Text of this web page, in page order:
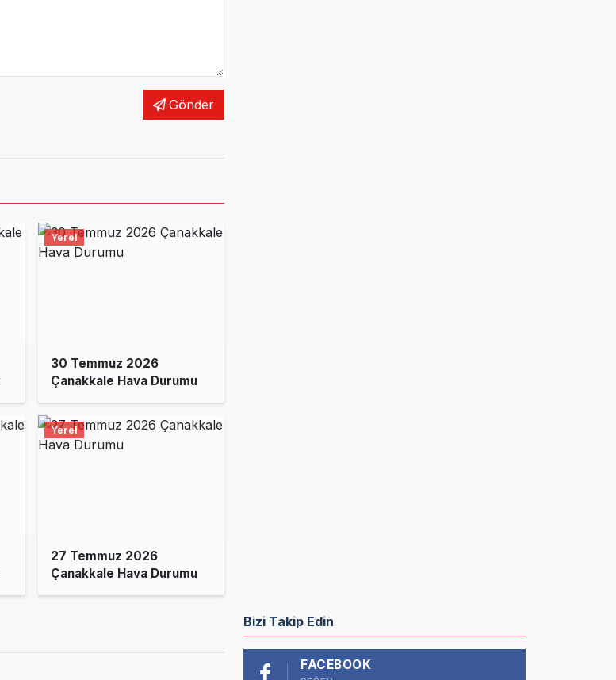
Gönder
Yerel
30 Temmuz 2026
Çanakkale Hava Durumu
Yerel
27 Temmuz 2026
Çanakkale Hava Durumu
Bizi Takip Edin
FACEBOOK